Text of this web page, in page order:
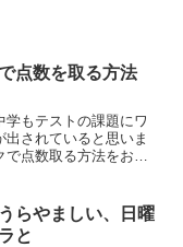
点数を取る方法
学もテストの課題にワ
出されていると思いま
で点数取る方法をお伝
学習時間がつらいもの
のなのか...
らやましい、日曜
と